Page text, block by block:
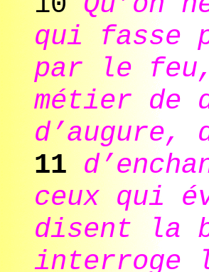
qui fasse
par le
métier de
d’augure,
11
ceux qui
disent la
interroge